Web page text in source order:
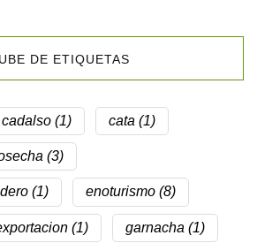
DE ETIQUETAS
cadalso (1) cata (1)
(3)
(1) enoturismo (8)
(1) garnacha (1)